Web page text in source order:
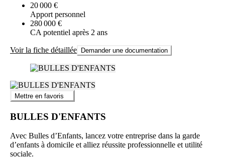
20 000 €
Apport personnel
280 000 €
CA potentiel après 2 ans
Voir la fiche détaillée Demander une documentation
Mettre en favoris
BULLES D'ENFANTS
Avec Bulles d’Enfants, lancez votre entreprise dans la garde
d’enfants à domicile et alliez réussite professionnelle et utilité
sociale.